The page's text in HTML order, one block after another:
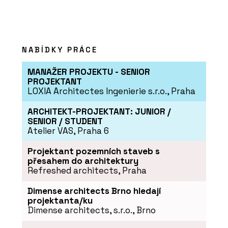
SLUŽBY
Právo životního prostředí - SNTD
NABÍDKY PRÁCE
MANAŽER PROJEKTU - SENIOR
PROJEKTANT
LOXIA Architectes Ingenierie s.r.o., Praha
ARCHITEKT-PROJEKTANT: JUNIOR /
SENIOR / STUDENT
Atelier VAS, Praha 6
Projektant pozemních staveb s
přesahem do architektury
Refreshed architects, Praha
Dimense architects Brno hledají
projektanta/ku
Dimense architects, s.r.o., Brno